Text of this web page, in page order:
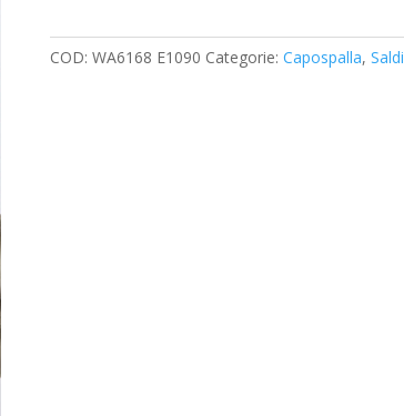
COD: WA6168 E1090 Categorie: Capospalla, Saldi